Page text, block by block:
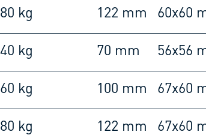
80 kg 122 mm 60x60
40 kg 70 mm 56x56
60 kg 100 mm 67x60
80 kg 122 mm 67x60